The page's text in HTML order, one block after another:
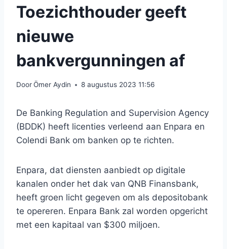
Toezichthouder geeft
nieuwe
bankvergunningen af
DoorÖmer Aydin 8 augustus 2023 11:56
De Banking Regulation and Supervision Agency
(BDDK) heeft licenties verleend aan Enpara en
Colendi Bank om banken op te richten.
Enpara, dat diensten aanbiedt op digitale
kanalen onder het dak van QNB Finansbank,
heeft groen licht gegeven om als depositobank
te opereren. Enpara Bank zal worden opgericht
met een kapitaal van $300 miljoen.